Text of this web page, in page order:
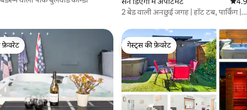
2 बेड वाली अनछुई जगह | हॉट टब, पार्किंग |
फ़ेवरेट
फ़ेवरेट
गेस्ट्स की फ़ेवरेट
गेस्ट्स की फ़ेवरेट